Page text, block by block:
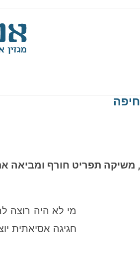
מי לא היה רוצה
חגיגה אסיאתית